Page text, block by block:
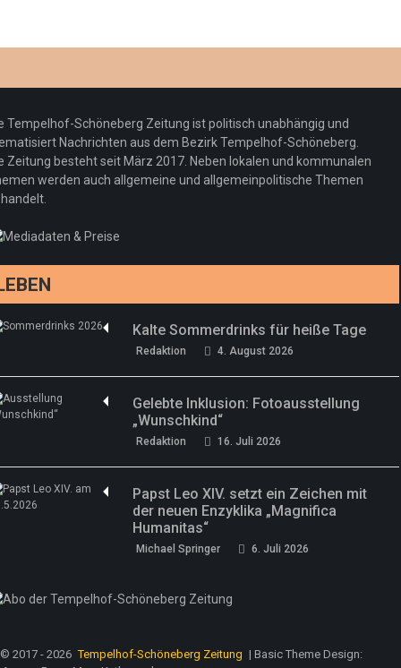
Redaktion 23. Juli 2026
Pepe Jeans London mit Summer Sale und
neuer Kollektion
Redaktion 19. Juli 2026
Woher kommt der Honig? – Neue EU-
Regeln gelten 14. Juni
drei neue Specials zur Fußball-WM
Tempelhof-Schöneberg Zeitung ist politisch unabhängig und
Nachrichten aus dem Bezirk Tempelhof-Schöneberg.
Zeitung besteht seit März 2017. Neben lokalen und kommunalen
werden auch allgemeine und allgemeinpolitische Themen
Kalte Sommerdrinks für heiße Tage
Redaktion 4. August 2026
Gelebte Inklusion: Fotoausstellung
„Wunschkind“
Redaktion 16. Juli 2026
Papst Leo XIV. setzt ein Zeichen mit
der neuen Enzyklika „Magnifica
Humanitas“
Michael Springer 6. Juli 2026
© 2017 - 2026 Tempelhof-Schöneberg Zeitung | Basic Theme Design: